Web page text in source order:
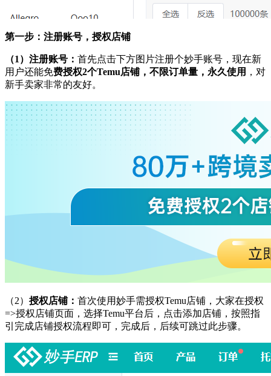
第一步：注册账号，授权店铺
（1）注册账号： 首先点击下方图片注册个妙手账号，现在新
用户还能免费授权2个Temu店铺，不限订单量，永久使用 ，对
新手卖家非常的友好。
（2） 授权店铺： 首次使用妙手需授权Temu店铺，大家在授权
=>授权店铺页面，选择Temu平台后，点击添加店铺，按照指
引完成店铺授权流程即可，完成后，后续可跳过此步骤。